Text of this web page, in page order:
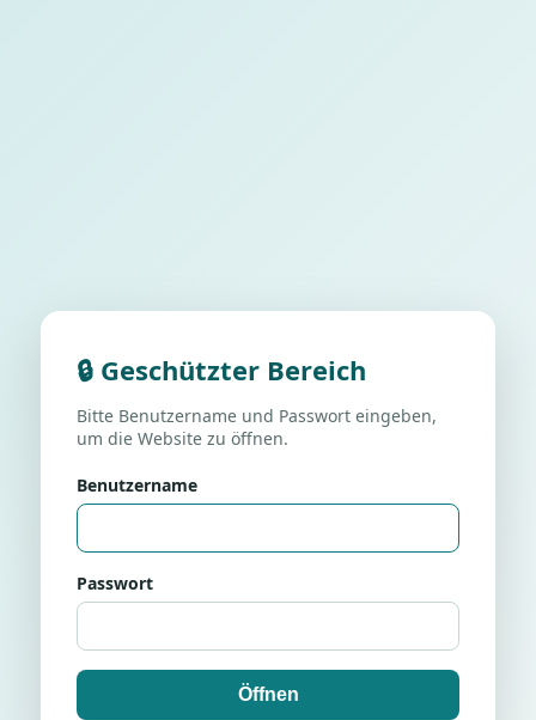
🔒 Geschützter Bereich
Bitte Benutzername und Passwort eingeben,
um die Website zu öffnen.
Benutzername
Passwort
Öffnen